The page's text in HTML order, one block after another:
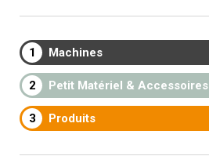
1 Machines
2 Petit Matériel & Accessoires
3 Produits